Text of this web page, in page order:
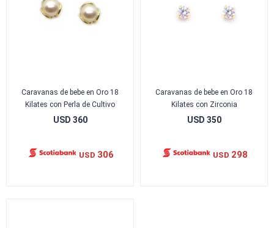
Caravanas de bebe en Oro 18
Kilates con Perla de Cultivo
USD 360
USD 306
Caravanas de bebe en Oro 18
Kilates con Zirconia
USD 350
USD 298